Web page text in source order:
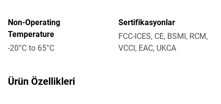
Non-Operating
Temperature
-20°C to 65°C
Sertifikasyonlar
FCC-ICES, CE, BSMI, RCM,
VCCI, EAC, UKCA
Ürün Özellikleri